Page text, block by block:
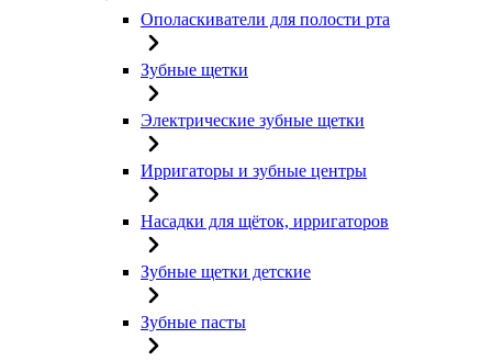
Ополаскиватели для полости рта
Зубные щетки
Электрические зубные щетки
Ирригаторы и зубные центры
Насадки для щёток, ирригаторов
Зубные щетки детские
Зубные пасты